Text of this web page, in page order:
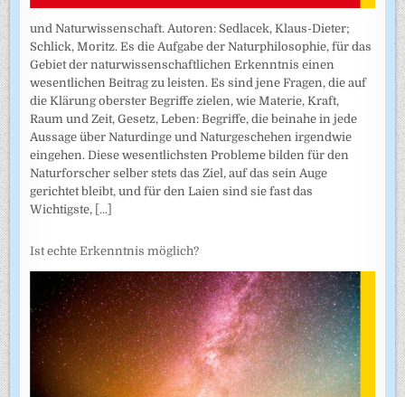
und Naturwissenschaft. Autoren: Sedlacek, Klaus-Dieter;
Schlick, Moritz. Es die Aufgabe der Naturphilosophie, für das
Gebiet der naturwissenschaftlichen Erkenntnis einen
wesentlichen Beitrag zu leisten. Es sind jene Fragen, die auf
die Klärung oberster Begriffe zielen, wie Materie, Kraft,
Raum und Zeit, Gesetz, Leben: Begriffe, die beinahe in jede
Aussage über Naturdinge und Naturgeschehen irgendwie
eingehen. Diese wesentlichsten Probleme bilden für den
Naturforscher selber stets das Ziel, auf das sein Auge
gerichtet bleibt, und für den Laien sind sie fast das
Wichtigste, [...]
Ist echte Erkenntnis möglich?